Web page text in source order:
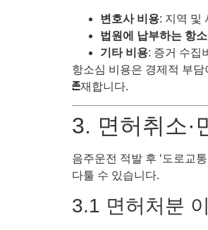
변호사 비용: 지역 및
법원에 납부하는 항
기타 비용: 증거 수집
항소심 비용은 경제적 부
존재합니다.
3. 면허취소·
음주운전 적발 후 ‘도로교
다툴 수 있습니다.
3.1 면허처분